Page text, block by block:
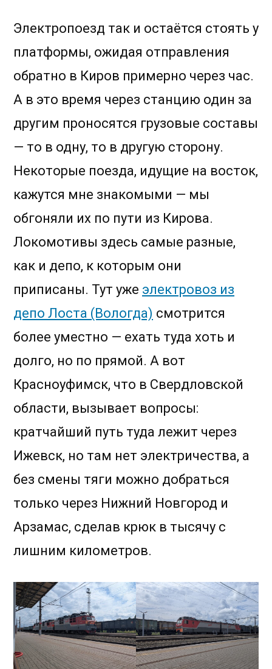
Электропоезд так и остаётся стоять у
платформы, ожидая отправления
обратно в Киров примерно через час.
А в это время через станцию один за
другим проносятся грузовые составы
— то в одну, то в другую сторону.
Некоторые поезда, идущие на восток,
кажутся мне знакомыми — мы
обгоняли их по пути из Кирова.
Локомотивы здесь самые разные,
как и депо, к которым они
приписаны. Тут уже электровоз из
депо Лоста (Вологда) смотрится
более уместно — ехать туда хоть и
долго, но по прямой. А вот
Красноуфимск, что в Свердловской
области, вызывает вопросы:
кратчайший путь туда лежит через
Ижевск, но там нет электричества, а
без смены тяги можно добраться
только через Нижний Новгород и
Арзамас, сделав крюк в тысячу с
лишним километров.